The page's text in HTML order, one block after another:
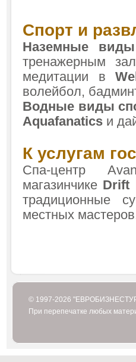
Спорт и
Наземные виды
тренажерным
медитации в
волейбол,
Водные виды
Aquafanatics и
К услугам
Спа-центр
магазинчике Drift
традиционные
местных
© 1997-2026
При перепечатке любых